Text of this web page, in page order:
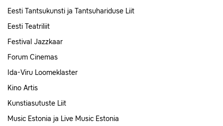
Eesti Tantsukunsti ja Tantsuhariduse Liit
Eesti Teatriliit
Festival Jazzkaar
Forum Cinemas
Ida-Viru Loomeklaster
Kino Artis
Kunstiasutuste Liit
Music Estonia ja Live Music Estonia